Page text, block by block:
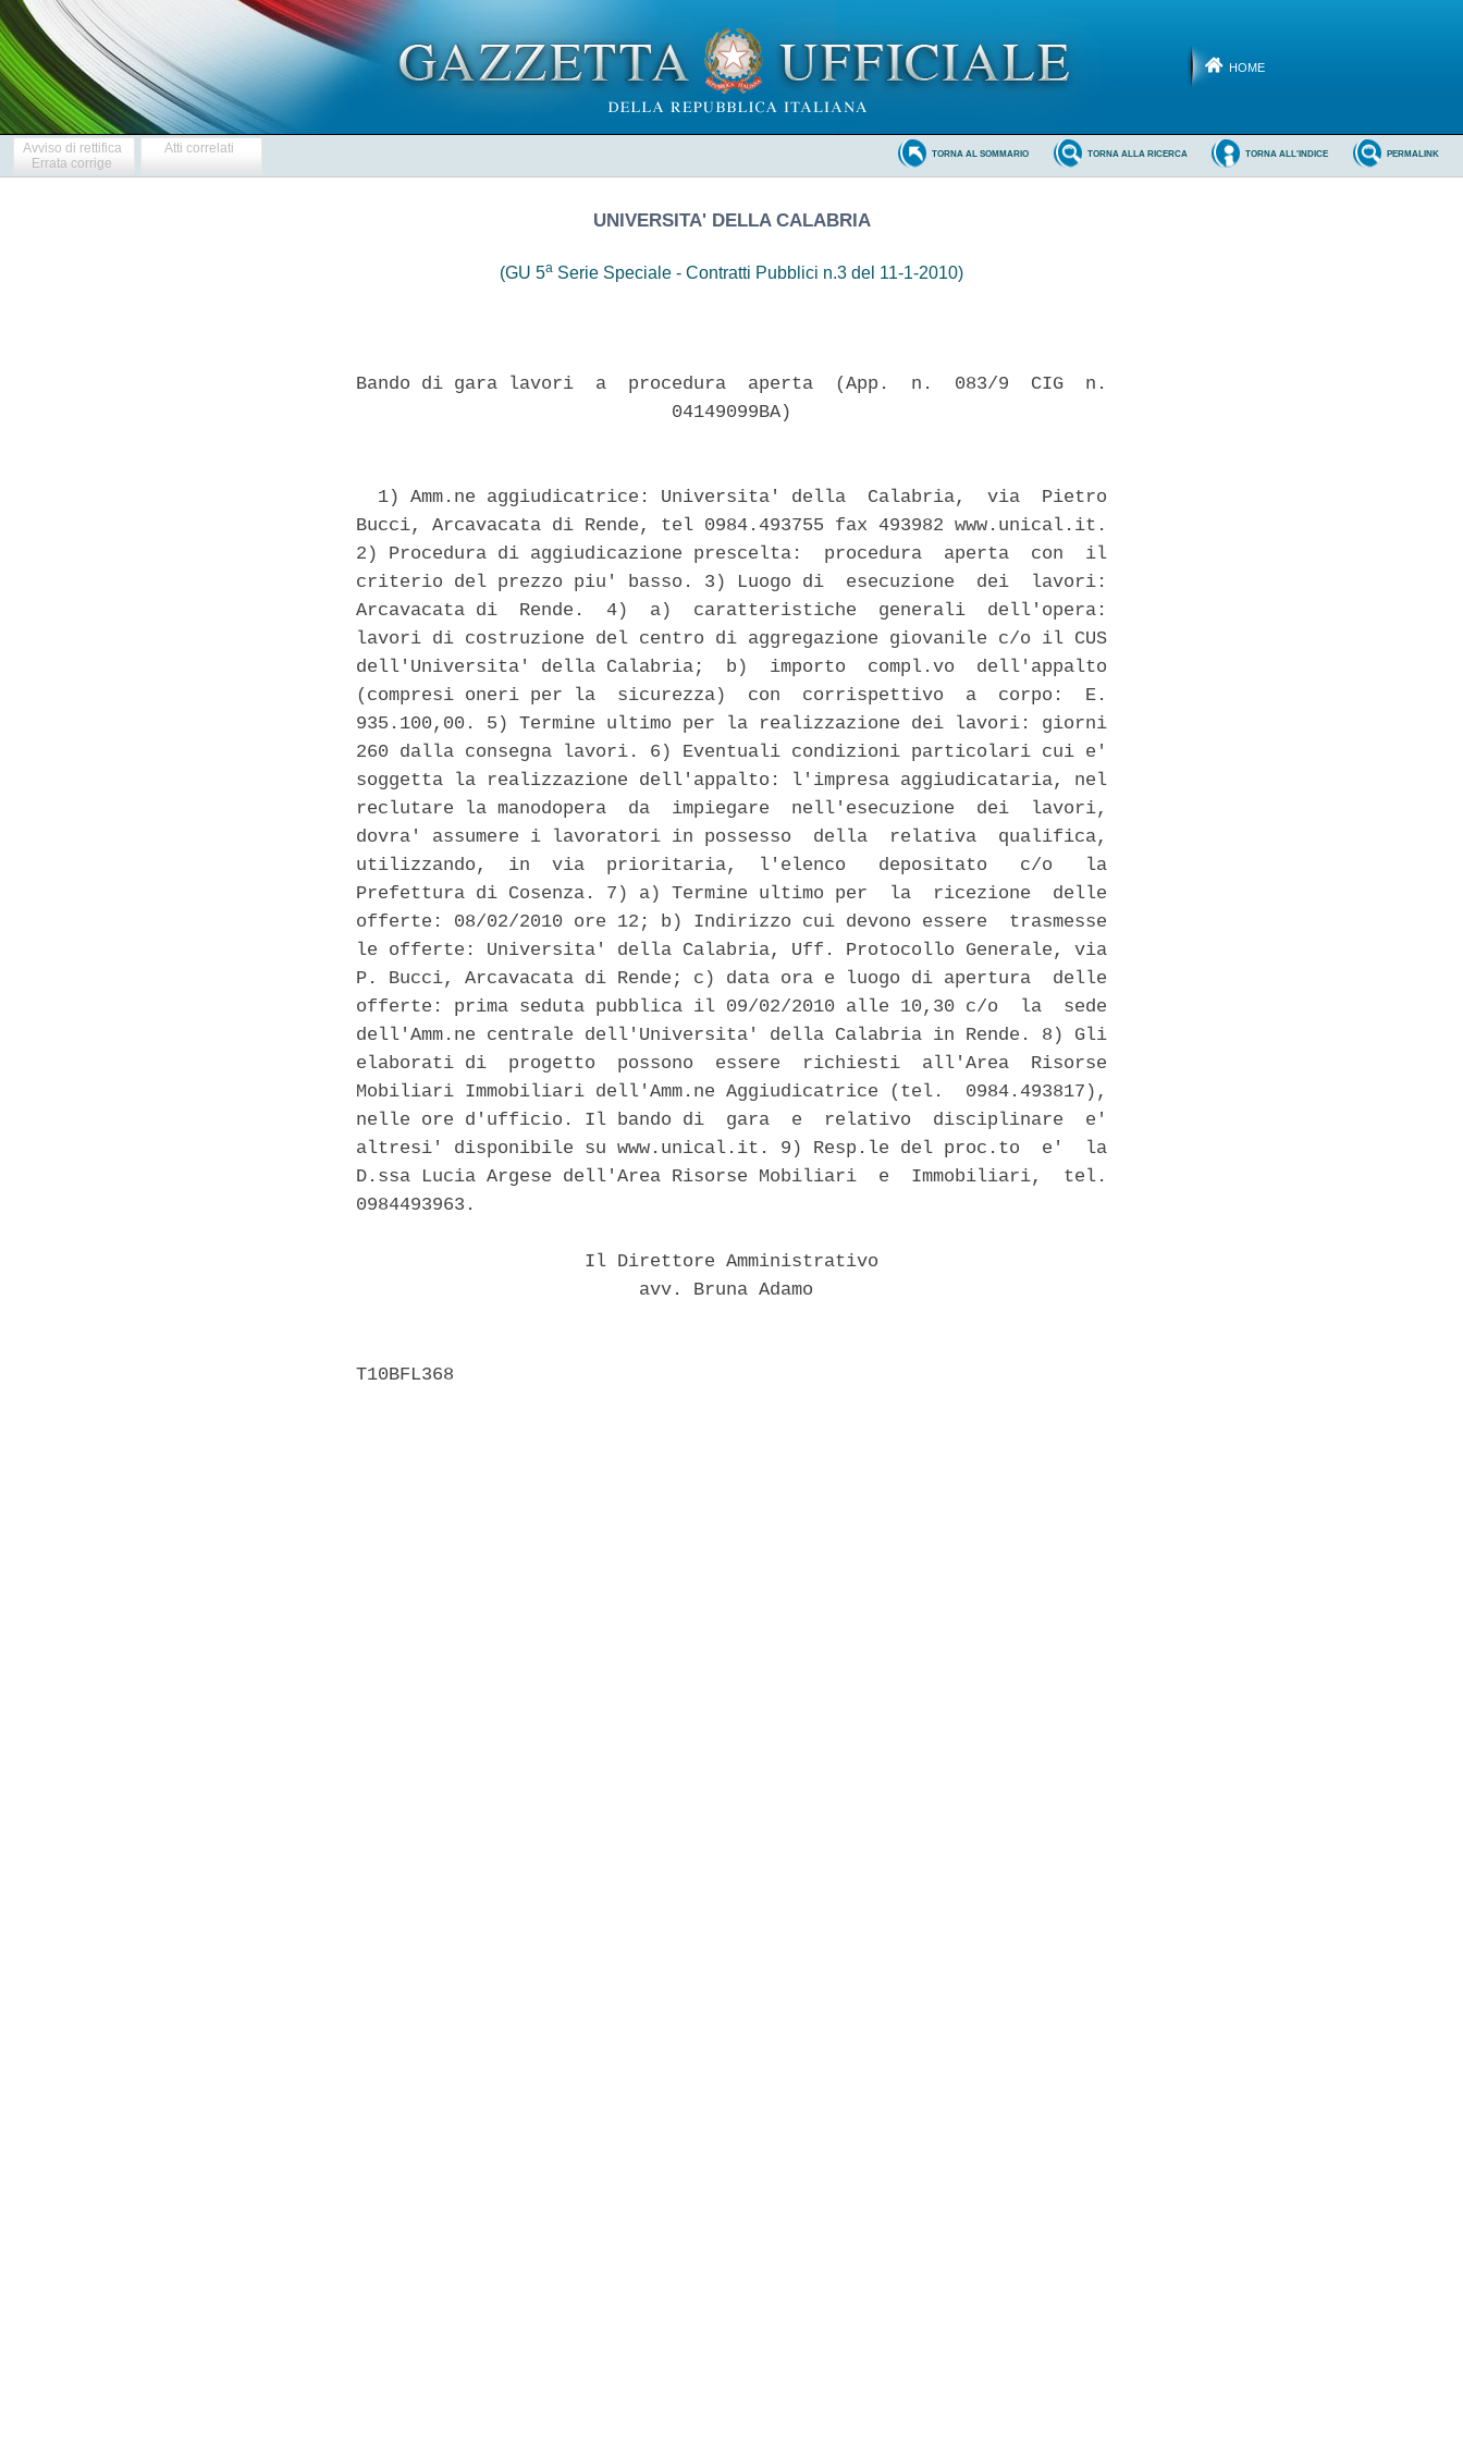
HOME
Avviso di rettifica
Errata corrige
Atti correlati PERMALINK
TORNA ALL'INDICE
TORNA ALLA RICERCA
TORNA AL SOMMARIO
UNIVERSITA' DELLA CALABRIA
(GU 5a Serie Speciale - Contratti Pubblici n.3 del 11-1-2010)
Bando di gara lavori  a  procedura  aperta  (App.  n.  083/9  CIG  n.
                             04149099BA)
  1) Amm.ne aggiudicatrice: Universita' della  Calabria,  via  Pietro
Bucci, Arcavacata di Rende, tel 0984.493755 fax 493982 www.unical.it.
2) Procedura di aggiudicazione prescelta:  procedura  aperta  con  il
criterio del prezzo piu' basso. 3) Luogo di  esecuzione  dei  lavori:
Arcavacata di  Rende.  4)  a)  caratteristiche  generali  dell'opera:
lavori di costruzione del centro di aggregazione giovanile c/o il CUS
dell'Universita' della Calabria;  b)  importo  compl.vo  dell'appalto
(compresi oneri per la  sicurezza)  con  corrispettivo  a  corpo:  E.
935.100,00. 5) Termine ultimo per la realizzazione dei lavori: giorni
260 dalla consegna lavori. 6) Eventuali condizioni particolari cui e'
soggetta la realizzazione dell'appalto: l'impresa aggiudicataria, nel
reclutare la manodopera  da  impiegare  nell'esecuzione  dei  lavori,
dovra' assumere i lavoratori in possesso  della  relativa  qualifica,
utilizzando,  in  via  prioritaria,  l'elenco   depositato   c/o   la
Prefettura di Cosenza. 7) a) Termine ultimo per  la  ricezione  delle
offerte: 08/02/2010 ore 12; b) Indirizzo cui devono essere  trasmesse
le offerte: Universita' della Calabria, Uff. Protocollo Generale, via
P. Bucci, Arcavacata di Rende; c) data ora e luogo di apertura  delle
offerte: prima seduta pubblica il 09/02/2010 alle 10,30 c/o  la  sede
dell'Amm.ne centrale dell'Universita' della Calabria in Rende. 8) Gli
elaborati di  progetto  possono  essere  richiesti  all'Area  Risorse
Mobiliari Immobiliari dell'Amm.ne Aggiudicatrice (tel.  0984.493817),
nelle ore d'ufficio. Il bando di  gara  e  relativo  disciplinare  e'
altresi' disponibile su www.unical.it. 9) Resp.le del proc.to  e'  la
D.ssa Lucia Argese dell'Area Risorse Mobiliari  e  Immobiliari,  tel.
0984493963.
                     Il Direttore Amministrativo
                          avv. Bruna Adamo